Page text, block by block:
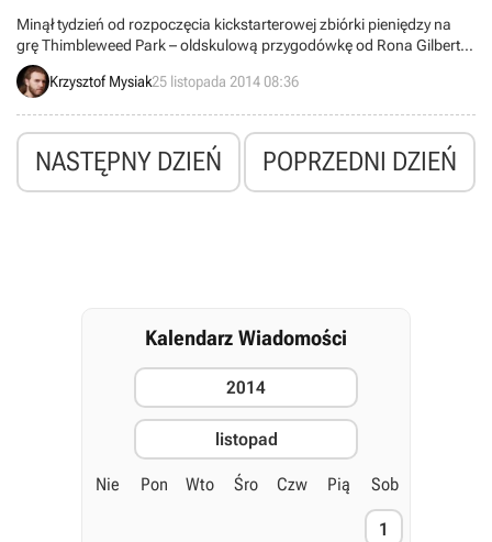
Minął tydzień od rozpoczęcia kickstarterowej zbiórki pieniędzy na
grę Thimbleweed Park – oldskulową przygodówkę od Rona Gilberta i
Gary’ego Winnicka – a minimalny próg finansowy (375 tysięcy
dolarów) został osiągnięty. Warto przy tej okazji wymienić ujawnione
mobilne).
Krzysztof Mysiak25 listopada 2014 08:36
NASTĘPNY DZIEŃ POPRZEDNI DZIEŃ
Kalendarz Wiadomości
2014
listopad
Nie Pon Wto Śro Czw Pią Sob
1